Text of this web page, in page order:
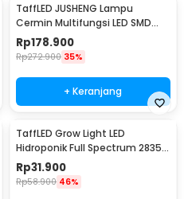
TaffLED JUSHENG Lampu
Cermin Multifungsi LED SMD
2835 Cool White 14W 62cm -
5960
Rp178.900
Rp272.900 35%
+ Keranjang
TaffLED Grow Light LED
Hidroponik Full Spectrum 2835
SMD 220V 50W - RO22
Rp31.900
Rp58.900 46%